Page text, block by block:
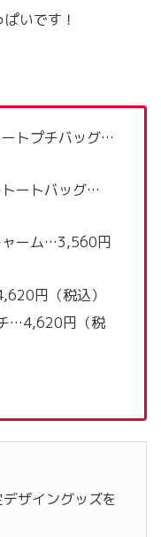
いです！
トプチバッグ…
ートバッグ…
ャーム…3,560円
円（税込）
…4,620円（税
ザイングッズを